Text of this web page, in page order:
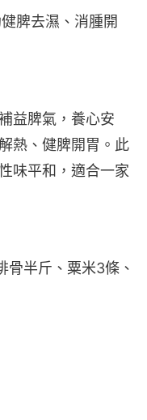
脾去濕、消腫開
益脾氣，養心安
熱、健脾開胃。此
味平和，適合一家
半斤、粟米3條、